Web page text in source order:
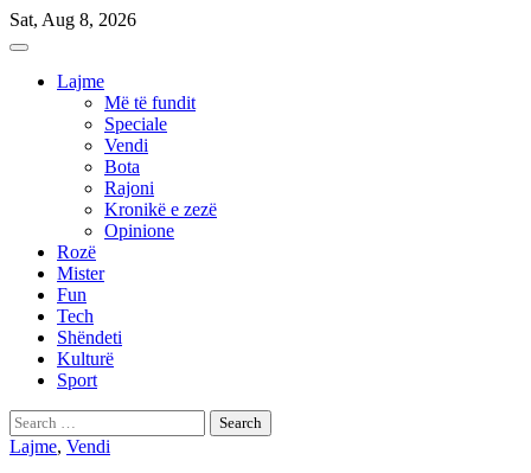
Skip
to
Sat, Aug 8, 2026
Lajme
Më të fundit
Speciale
Vendi
Bota
Rajoni
Kronikë e zezë
Opinione
Rozë
Mister
Fun
Tech
Shëndeti
Kulturë
Sport
Search
for:
Lajme, Vendi